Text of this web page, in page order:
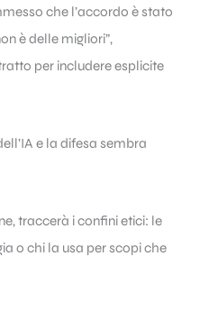
che l’accordo è stato
è delle migliori”,
per includere esplicite
e la difesa sembra
traccerà i confini etici: le
o chi la usa per scopi che